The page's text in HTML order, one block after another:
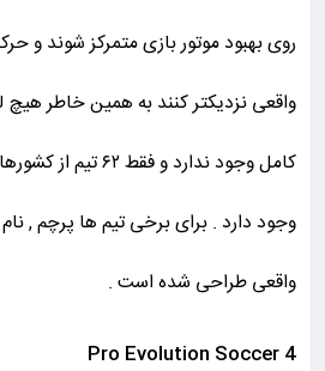
روی بهبود موتور بازی متمرکز شوند و
واقعی نزدیکتر کنند به همین خاطر
کامل وجود ندارد و
وجود دارد . برای برخی تیم ها پرچم , نام
واقعی طراحی شده است .
Pro Evolution Soccer 4